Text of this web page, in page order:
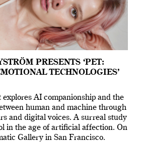
PRESENTS ‘PET:
TECHNOLOGIES’
AI companionship and the
human and machine through
and digital voices. A surreal study
in the age of artificial affection. On
Gallery in San Francisco.